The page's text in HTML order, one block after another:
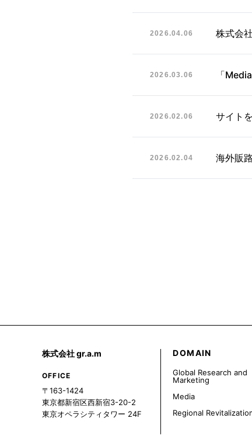
2026.04.06 株式会
2026.03.06 「
2026.02.06 サイト
2026.02.04 海外販
株式会社 gr.a.m
OFFICE
〒163-1424
東京都新宿区西新宿3-20-2
東京オペラシティタワー 24F
DOMAIN
Global Research and
Marketing
Media
Regional